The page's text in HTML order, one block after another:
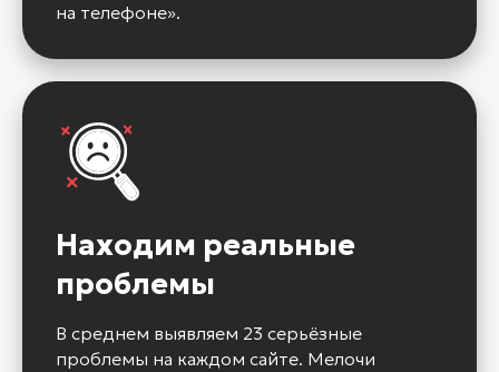
на телефоне».
Находим реальные
проблемы
В среднем выявляем 23 серьёзные
проблемы на каждом сайте. Мелочи